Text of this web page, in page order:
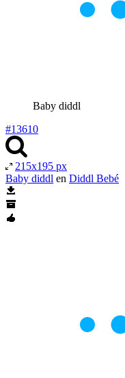
Baby diddl
#13610
215x195 px
Baby diddl en Diddl Bebé